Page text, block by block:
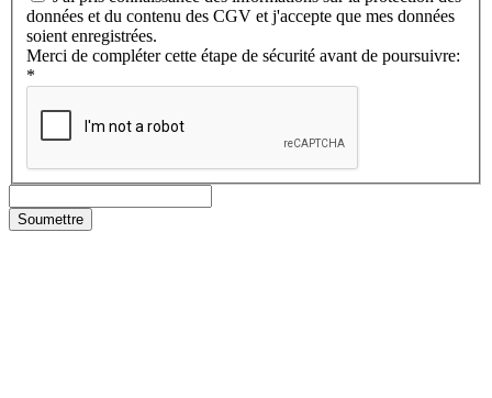
données et du contenu des CGV et j'accepte que mes données
soient enregistrées.
Merci de compléter cette étape de sécurité avant de poursuivre:
*